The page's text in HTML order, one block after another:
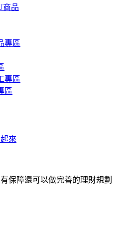
商品
專區
專區
區
來
保障還可以做完善的理財規劃